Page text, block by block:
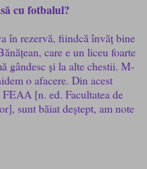
cu fotbalul?
în rezervă, fiindcă învăț bine
care e un liceu foarte
gândesc și la alte chestii. M-
o afacere. Din acest
[n. ed. Facultatea de
sunt băiat deștept, am note